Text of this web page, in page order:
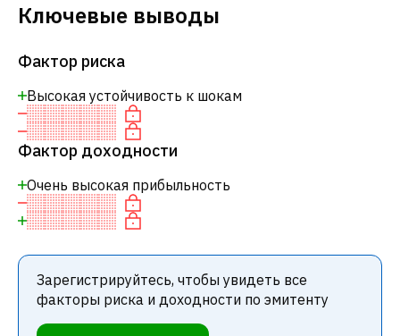
Ключевые выводы
Фактор риска
Высокая устойчивость к шокам
Фактор доходности
Очень высокая прибыльность
Зарегистрируйтесь, чтобы увидеть все
факторы риска и доходности по эмитенту